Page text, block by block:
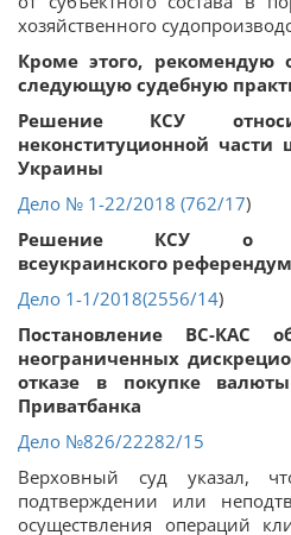
хозяйственного
Кроме этого, рекомендую
следующую судебную
Решение КСУ
неконституционной части
Украины
Дело № 1-22/2018 (762/17)
Решение КСУ о
всеукраинского
Дело 1-1/2018(2556/14)
Постановление ВС-КАС
неограниченных
отказе в покупке
Приватбанка
Дело №826/22282/15
Верховный суд указал,
подтверждении или
осуществления операций